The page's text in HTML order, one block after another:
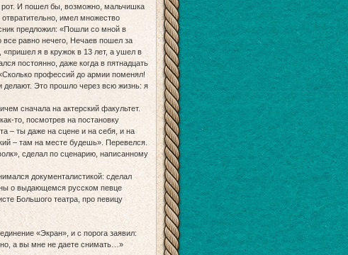
рот. И пошел бы, возможно, мальчишка
имел множество
предложил: «Пошли со мной в
равно нечего, Нечаев пошел за
я в кружок в 13 лет, а ушел в
постоянно, даже когда в пятнадцать
профессий до армии поменял!
делают. Это прошло через всю жизнь: я
сначала на актерский факультет.
то, посмотрев на постановку
– ты даже на сцене и на себя, и на
– там на месте будешь». Перевелся.
сделал по сценарию, написанному
документалистикой: сделал
о выдающемся русском певце
Большого театра, про певицу
«Экран», и с порога заявил:
а вы мне не даете снимать…»